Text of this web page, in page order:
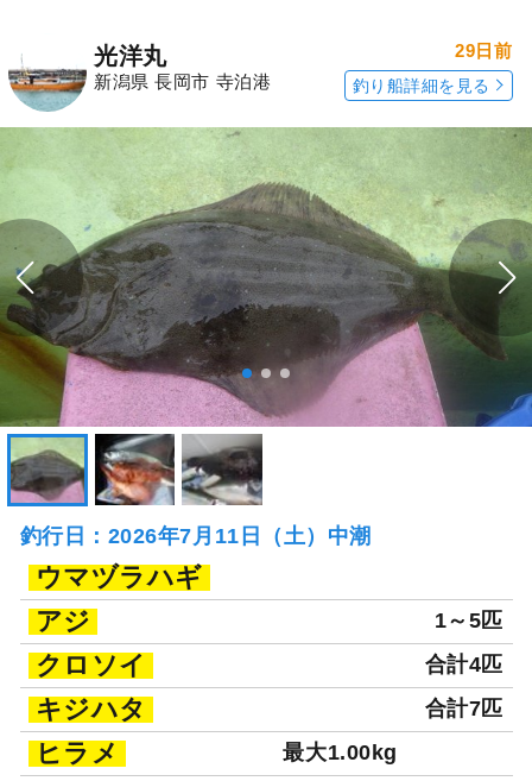
光洋丸
新潟県 長岡市 寺泊港
29日前
釣り船詳細を見る
釣行日：2026年7月11日（土）中潮
ウマヅラハギ
アジ
1～5匹
クロソイ 合計4匹
キジハタ 合計7匹
ヒラメ 最大1.00kg